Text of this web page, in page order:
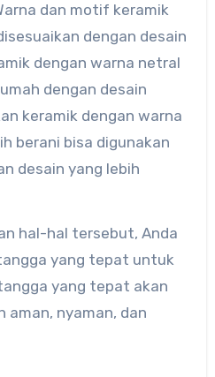
dan motif keramik
dengan desain
dengan warna netral
dengan desain
keramik dengan warna
berani bisa digunakan
desain yang lebih
hal-hal tersebut, Anda
yang tepat untuk
yang tepat akan
aman, nyaman, dan